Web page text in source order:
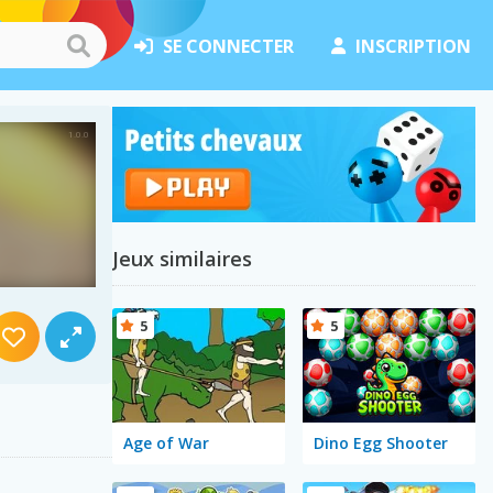
SE CONNECTER INSCRIPTION
Jeux similaires
Age of War
5
Dino Egg Shooter
5